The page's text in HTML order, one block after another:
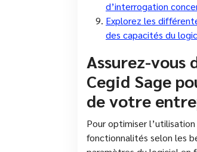
d’interrogation
Explorez les
des capacités du
Assurez-
Cegid Sage
de votre
Pour optimiser
fonctionnalités selon les